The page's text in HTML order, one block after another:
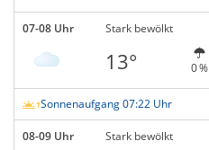
07-08 Uhr Stark bewölkt
13° 0 %
Sonnenaufgang 07:22 Uhr
08-09 Uhr Stark bewölkt